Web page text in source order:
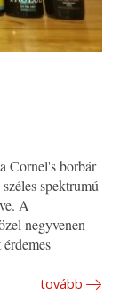
Cornel's borbár
spektrumú
A
negyvenen
tovább